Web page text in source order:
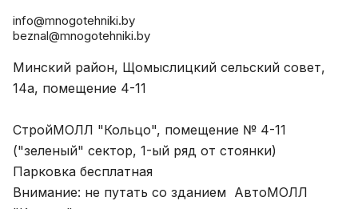
info@mnogotehniki.by
beznal@mnogotehniki.by
Минский район, Щомыслицкий сельский совет,
14а, помещение 4-11
СтройМОЛЛ "Кольцо", помещение № 4-11
("зеленый" сектор, 1-ый ряд от стоянки)
Парковка бесплатная
Внимание: не путать со зданием АвтоМОЛЛ